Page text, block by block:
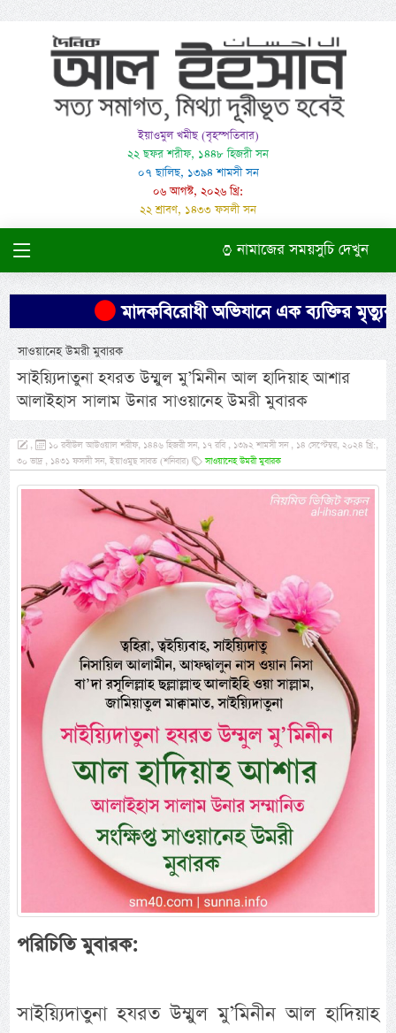
ইয়াওমুল খমীছ (বৃহস্পতিবার)
২২ ছফর শরীফ, ১৪৪৮ হিজরী সন
০৭ ছালিছ, ১৩৯৪ শামসী সন
০৬ আগস্ট, ২০২৬ খ্রি:
২২ শ্রাবণ, ১৪৩৩ ফসলী সন
নামাজের সময়সুচি দেখুন
মাদকবিরোধী অভিযানে এক ব্যক্তির মৃত্যুর
সাওয়ানেহ উমরী মুবারক
সাইয়্যিদাতুনা হযরত উম্মুল মু’মিনীন আল হাদিয়াহ আশার
আলাইহাস সালাম উনার সাওয়ানেহ উমরী মুবারক
,
১০ রবীউল আউওয়াল শরীফ, ১৪৪৬ হিজরী সন, ১৭ রবি , ১৩৯২ শামসী সন , ১৪ সেপ্টেম্বর, ২০২৪ খ্রি:,
৩০ ভাদ্র , ১৪৩১ ফসলী সন, ইয়াওমুছ সাবত (শনিবার)
সাওয়ানেহ উমরী মুবারক
পরিচিতি মুবারক:
সাইয়্যিদাতুনা হযরত উম্মুল মু’মিনীন আল হাদিয়াহ